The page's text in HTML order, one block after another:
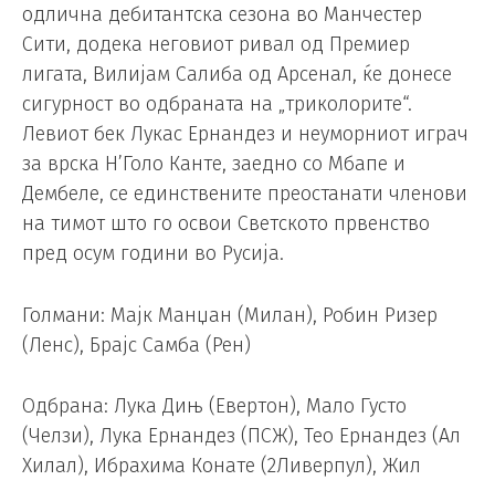
одлична дебитантска сезона во Манчестер
Сити, додека неговиот ривал од Премиер
лигата, Вилијам Салиба од Арсенал, ќе донесе
сигурност во одбраната на „триколорите“.
Левиот бек Лукас Ернандез и неуморниот играч
за врска Н’Голо Канте, заедно со Мбапе и
Дембеле, се единствените преостанати членови
на тимот што го освои Светското првенство
пред осум години во Русија.
Голмани: Мајк Манџан (Милан), Робин Ризер
(Ленс), Брајс Самба (Рен)
Одбрана: Лука Дињ (Евертон), Мало Густо
(Челзи), Лука Ернандез (ПСЖ), Тео Ернандез (Ал
Хилал), Ибрахима Конате (2Ливерпул), Жил